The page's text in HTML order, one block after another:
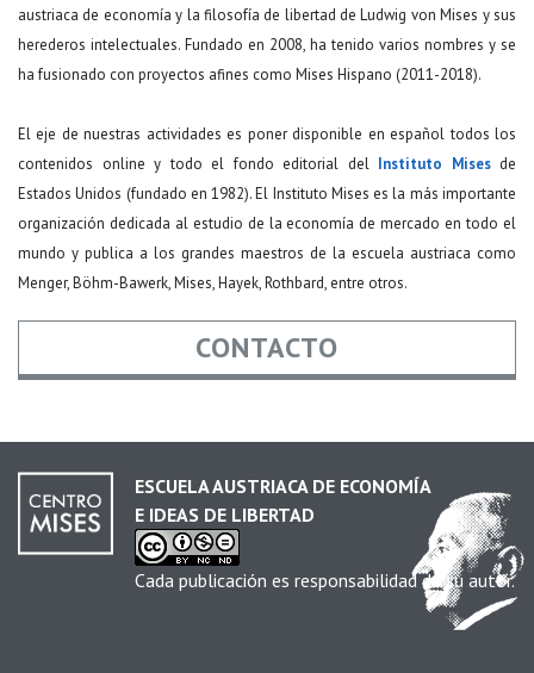
austriaca de economía y la filosofía de libertad de Ludwig von Mises y sus
herederos intelectuales. Fundado en 2008, ha tenido varios nombres y se
ha fusionado con proyectos afines como Mises Hispano (2011-2018).
El eje de nuestras actividades es poner disponible en español todos los
contenidos online y todo el fondo editorial del Instituto Misesde
Estados Unidos (fundado en 1982). El Instituto Mises es la más importante
organización dedicada al estudio de la economía de mercado en todo el
mundo y publica a los grandes maestros de la escuela austriaca como
Menger, Böhm-Bawerk, Mises, Hayek, Rothbard, entre otros.
CONTACTO
Email *
ESCUELA AUSTRIACA DE ECONOMÍA
E IDEAS DE LIBERTAD
Cada publicación es responsabilidad de su autor.